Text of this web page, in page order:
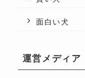
面白い犬
運営メディア